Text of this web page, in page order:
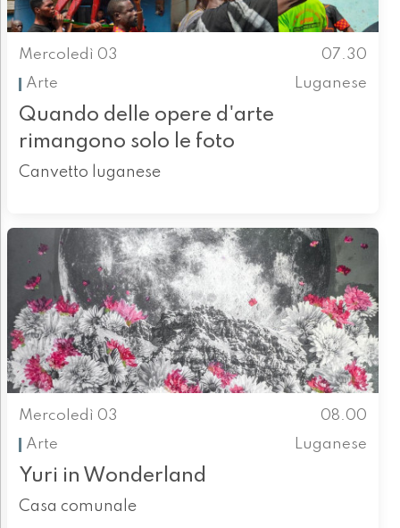
Mercoledì 03
07.30
Arte
Luganese
Quando delle opere d'arte
rimangono solo le foto
Canvetto luganese
Mercoledì 03
08.00
Arte
Luganese
Yuri in Wonderland
Casa comunale